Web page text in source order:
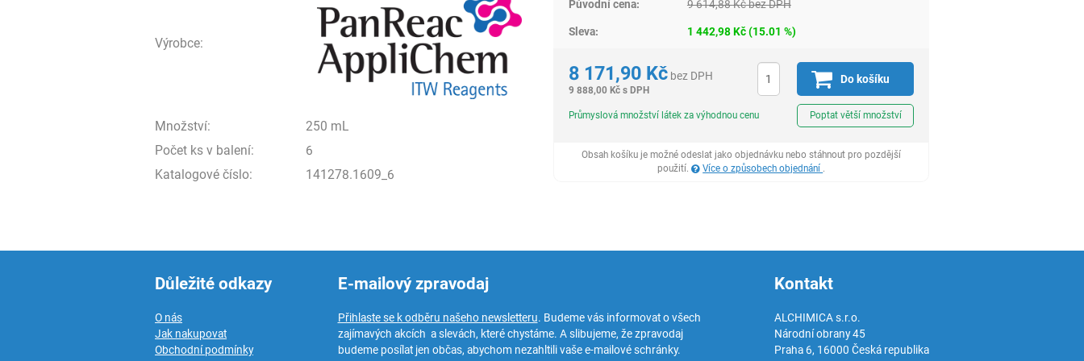
Výrobce:
Množství:
250 mL
Počet ks v balení:
6
Katalogové číslo:
141278.1609_6
Původní cena: 9 614,88Kčbez DPH
Sleva: 1 442,98Kč(15.01 %)
8 171,90 Kč bez DPH
9 888,00 Kč s DPH
Do košíku
Průmyslová množství látek za výhodnou cenu Poptat větší množství
Obsah košíku je možné odeslat jako objednávku nebo stáhnout pro pozdější
použití.
Více o způsobech objednání
Důležité odkazy
O nás
Jak nakupovat
Obchodní podmínky
E-mailový zpravodaj
Přihlaste se k odběru našeho newsletteru. Budeme vás informovat o všech
zajímavých akcích a slevách, které chystáme. A slibujeme, že zpravodaj
budeme posílat jen občas, abychom nezahltili vaše e-mailové schránky.
Kontakt
ALCHIMICA s.r.o.
Národní obrany 45
Praha 6, 16000 Česká republika